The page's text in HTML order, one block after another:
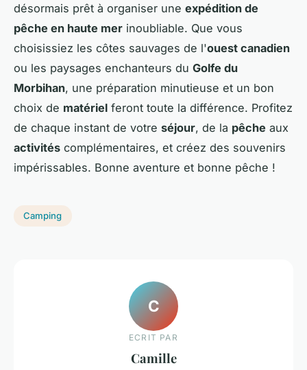
désormais prêt à organiser une expédition de
pêche en haute mer inoubliable. Que vous
choisissiez les côtes sauvages de l'ouest canadien
ou les paysages enchanteurs du Golfe du
Morbihan, une préparation minutieuse et un bon
choix de matériel feront toute la différence. Profitez
de chaque instant de votre séjour, de la pêche aux
activités complémentaires, et créez des souvenirs
impérissables. Bonne aventure et bonne pêche !
Camping
C
ECRIT PAR
Camille